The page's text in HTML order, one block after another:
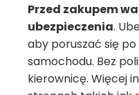
Przed zakupem
ubezpieczenia.
aby poruszać się
samochodu. Bez
kierownicę. Więcej